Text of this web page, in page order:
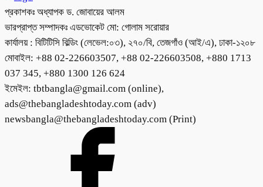
প্রকাশকঃ অধ্যাপক ড. জোবায়ের আলম
ভারপ্রাপ্ত সম্পাদকঃ এডভোকেট মো: গোলাম সরোয়ার
কার্যালয় : বিটিটিসি বিল্ডিং (লেভেল:০৩), ২৭০/বি, তেজগাঁও (আই/এ), ঢাকা-১২০৮
মোবাইল: +88 02-226603507, +88 02-226603508, +880 1713
037 345, +880 1300 126 624
ইমেইল: tbtbangla@gmail.com (online),
ads@thebangladeshtoday.com (adv)
newsbangla@thebangladeshtoday.com (Print)